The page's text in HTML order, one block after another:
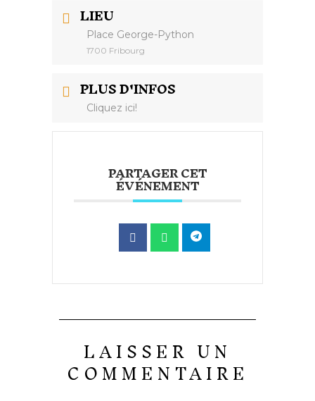
LIEU
Place George-Python
1700 Fribourg
PLUS D'INFOS
Cliquez ici!
PARTAGER CET
ÉVÉNEMENT
LAISSER UN
COMMENTAIRE